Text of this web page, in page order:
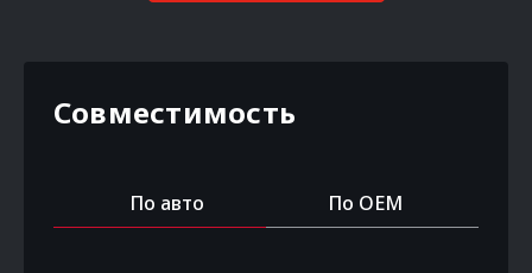
Совместимость
По авто По OEM